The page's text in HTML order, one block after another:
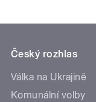
Český rozhlas
Válka na Ukrajině
Komunální volby